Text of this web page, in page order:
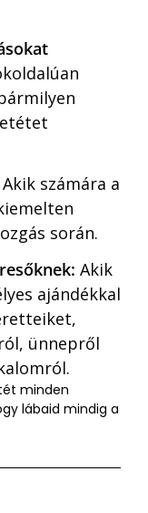
Akik számára a
során.
Akik
ajándékkal
ünnepről
minden
lábaid mindig a